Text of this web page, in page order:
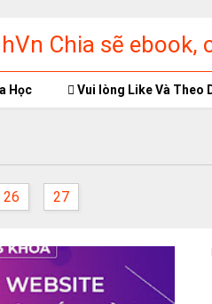
Chia sẽ ebook,
học tập miễn phí
Học Vui lòng Like Và Theo
26 27